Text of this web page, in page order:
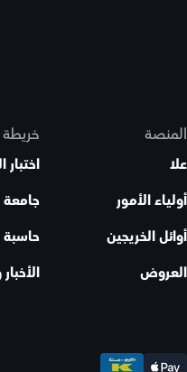
المنصة
علا
أولياء الأمور
أوائل الخريجين
العروض
اختبار